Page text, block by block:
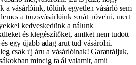
a vásárlóink, tőlünk egyetlen vásárló sem
a törzsvásárlóink sorát növelni, mert
kedveskedünk a nálunk
és kiegészítőket, amiket nem tudott
egy újabb adag árut tud vásárolni.
csak új áru a vásárlóinak! Garantáljuk,
mindig talál valamit, amit